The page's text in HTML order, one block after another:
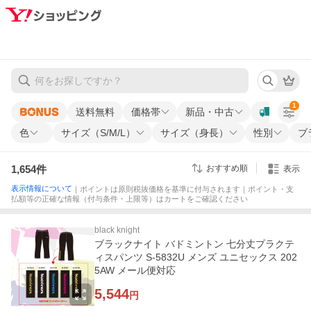
送料無料 価格帯
新品・中古
色
サイズ（S/M/L） サイズ（身長） 性別 ブ
1
1,654件 おすすめ順 表示
表示情報について ｜ポイントは原則税抜価格を基準に付与されます｜ポイント・支
払額等の正確な情報（付与条件・上限等）はカートをご確認ください
black knight
ブラックナイト バドミントン 七分丈プラクテ
ィスパンツ S-5832U メンズ ユニセックス 202
5AW メール便対応
5,544円